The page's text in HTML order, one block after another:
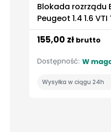
Blokada rozrządu
Peugeot 1.4 1.6 VTI
155,00 zł brutto
Dostępność: W
Wysyłka w ciągu 24h